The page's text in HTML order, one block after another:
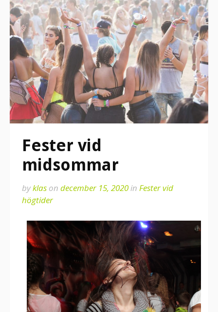
Fester vid
midsommar
byklas on december 15, 2020in Fester vid
högtider